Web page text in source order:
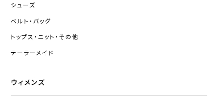
シューズ
ベルト・バッグ
トップス・ニット・その他
テーラーメイド
ウィメンズ